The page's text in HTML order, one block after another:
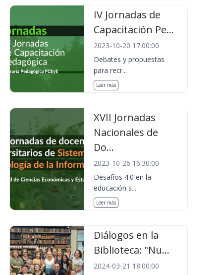
IV Jornadas de
Capacitación Pe...
2023-10-20 17:00:00
Debates y propuestas
para recr...
Leer más
XVII Jornadas
Nacionales de
Do...
2023-10-26 16:30:00
Desafíos 4.0 en la
educación s...
Leer más
Diálogos en la
Biblioteca: "Nu...
2024-03-21 18:00:00